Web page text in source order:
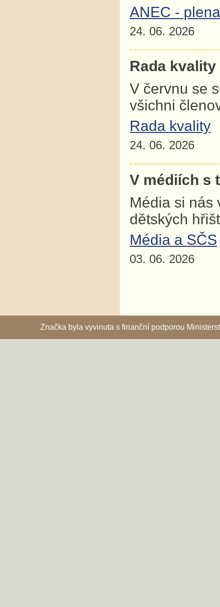
ANEC -
24. 06. 2026
Rada
V červnu se
všichni
Rada kvality
24. 06. 2026
V médiích s
Média si nás
dětských
Média a SČS
03. 06. 2026
Značka byla vyvinuta s finanční podporou